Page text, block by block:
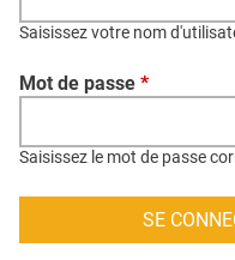
CONTACT
CRÉDITS
Saisissez votre nom
Mot de passe *
Saisissez le mot de passe